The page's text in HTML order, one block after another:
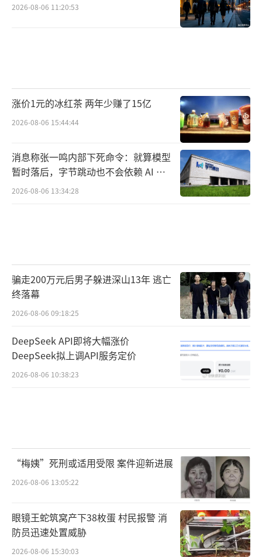
2026-08-06 11:20:53
涨价1元的冰红茶 两年少赚了15亿
2026-08-06 15:44:44
消息称张一鸣内部下死命令：就算模型
暂时落后，字节跳动也不会依赖 AI 蒸
馏技术
2026-08-06 13:34:28
骗走200万元后男子躲进深山13年 逃亡
终落幕
2026-08-06 09:18:25
DeepSeek API即将大幅涨价
DeepSeek拟上调API服务定价
2026-08-06 10:38:23
“梅姨”死刑或适用受限 案件迎新进展
2026-08-06 13:05:22
眼镜王蛇筑窝产下38枚蛋 村民报警 消
防员迅速处置威胁
2026-08-06 15:30:03